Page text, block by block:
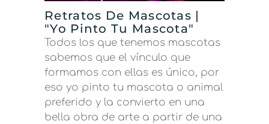
Retratos De Mascotas |
"Yo Pinto Tu Mascota"
Todos los que tenemos mascotas
sabemos que el vínculo que
formamos con ellas es único, por
eso yo pinto tu mascota o animal
preferido y la convierto en una
bella obra de arte a partir de una